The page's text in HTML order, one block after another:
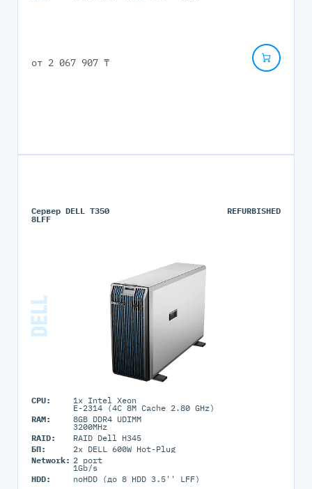
от 2 067 907 ₸
Сервер DELL T350
8LFF
REFURBISHED
CPU: 1x Intel Xeon
E-2314 (4C 8M Cache 2.80 GHz)
RAM:
8GB DDR4 UDIMM
3200MHz
RAID:
RAID Dell H345
БП:
2x DELL 600W Hot-Plug
Network: 2 port
1Gb/s
HDD:
noHDD (до 8 HDD 3.5'' LFF)